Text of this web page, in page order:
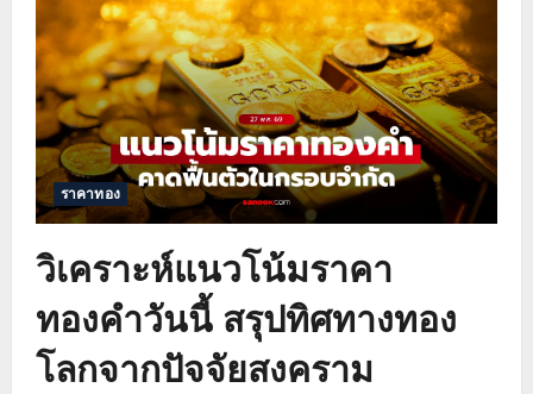
พุ่ง
รับ
บอนด์
ยี
ลด์
สหรัฐฯ
ร่วง
และ
ตึงเครียด
ตะวันออกกลาง
ราคาทอง
วิเคราะห์แนวโน้มราคา
ทองคำวันนี้ สรุปทิศทางทอง
โลกจากปัจจัยสงคราม